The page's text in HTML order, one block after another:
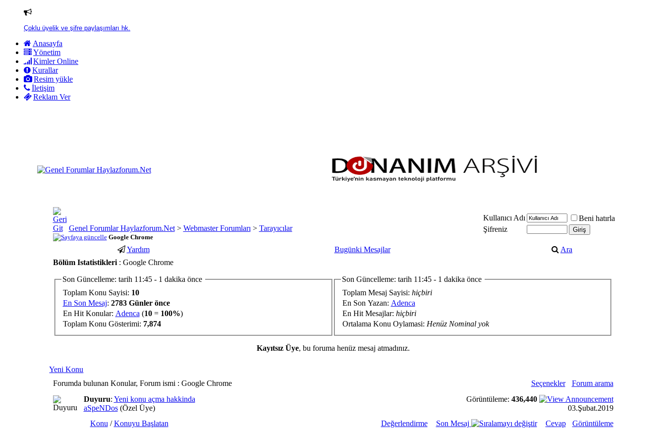
Çoklu üyelik ve şifre paylaşımları hk.
Anasayfa
Yönetim
Kimler Online
Kurallar
Resim yükle
İletişim
Reklam Ver
Genel Forumlar Haylazforum.Net > Webmaster Forumları > Tarayıcılar
Google Chrome
Kullanıcı Adı
Beni hatırla
Şifreniz
Yardım Bugünki Mesajlar
Ara
porno
izle
gaziantep
gaziantep
escort
youtube
abone
hilesi
Bölüm Istatistikleri: Google Chrome
Son Güncelleme: tarih 11:45 - 1 dakika önce
Toplam Konu Sayisi: 10
En Son Mesaj: 2783 Günler önce
En Hit Konular: Adenca (10= 100%)
Toplam Konu Gösterimi: 7,874
Son Güncelleme: tarih 11:45 - 1 dakika önce
Toplam Mesaj Sayisi: hiçbiri
En Son Yazan: Adenca
En Hit Mesajlar: hiçbiri
Ortalama Konu Oylamasi: Henüz Nominal yok
Kayıtsız Üye, bu foruma henüz mesaj atmadınız.
Yeni Konu
Forumda bulunan Konular, Forum ismi : Google Chrome Seçenekler
Forum arama
Görüntüleme: 436,440
Duyuru: Yeni konu açma hakkinda
03.Şubat.2019
aSpeNDos(Özel Üye)
Değerlendirme
Konu /Konuyu Başlatan Son Mesaj Cevap
Görüntüleme